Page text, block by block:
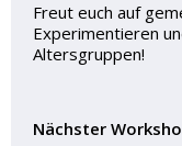
Freut euch auf
Experimentieren
Altersgruppen!
Nächster